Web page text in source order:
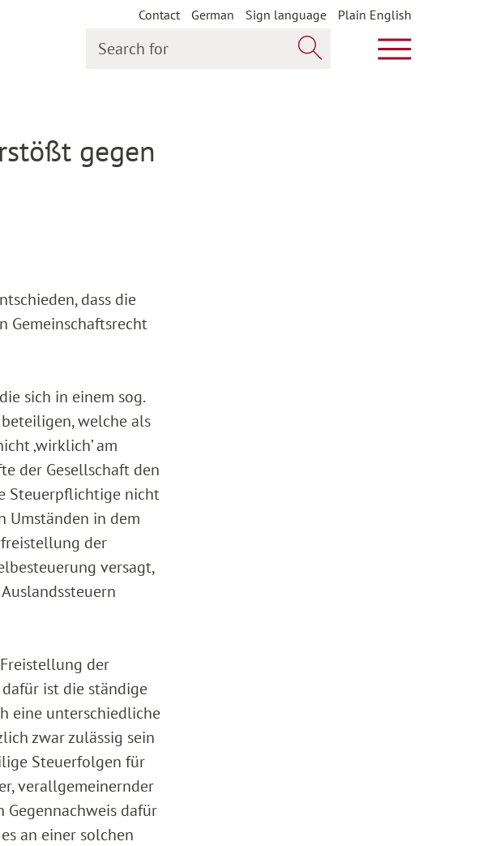
Contact German Sign language
Plain English
Show main
gegen
dass die
Gemeinschaftsrecht
sich in einem sog.
welche als
‚wirklich’ am
der Gesellschaft den
Steuerpflichtige nicht
Umständen in dem
der
versagt,
der
ist die ständige
eine unterschiedliche
zwar zulässig sein
Steuerfolgen für
verallgemeinernder
dafür
an einer solchen